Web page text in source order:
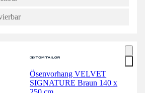
Ösenvorhang VELVET
SIGNATURE Braun 140 x